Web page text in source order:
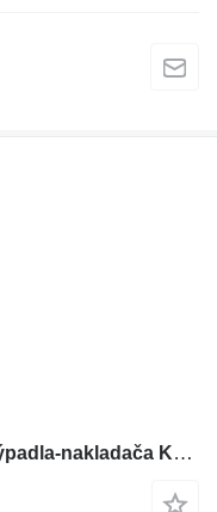
Plynové lanko - 42N4311440 na rýpadla-nakladača Komatsu WB142, WB146, WB146PS, WB156, WB156PS, WB91R, WB93R, WB93S, WB97R, WB97S